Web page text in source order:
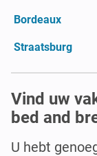
Bordeaux
Straatsburg
Vind uw
bed and
U hebt